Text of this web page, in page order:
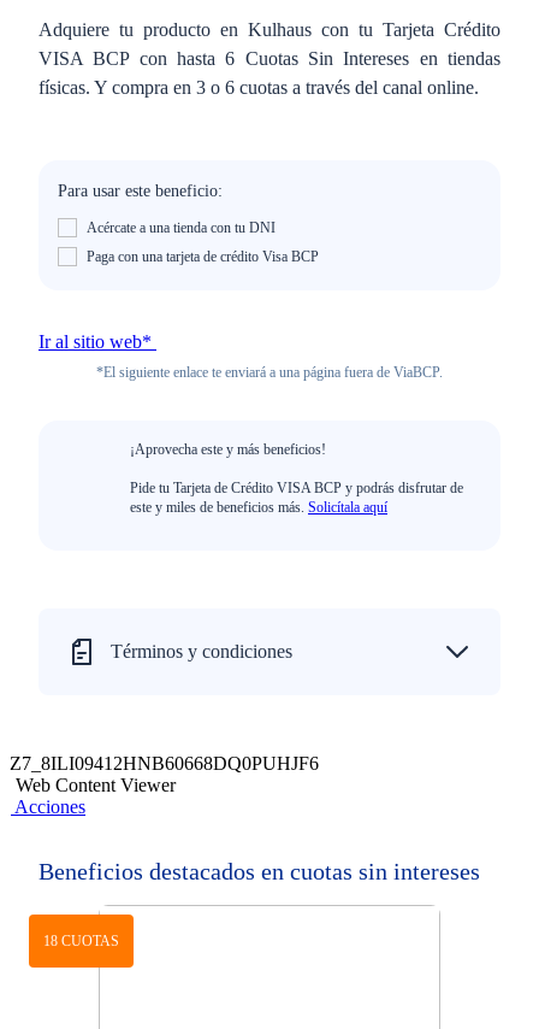
Adquiere tu producto en Kulhaus con tu Tarjeta Crédito
VISA BCP con hasta 6 Cuotas Sin Intereses en tiendas
físicas. Y compra en 3 o 6 cuotas a través del canal online.
Para usar este beneficio:
Acércate a una tienda con tu DNI
Paga con una tarjeta de crédito Visa BCP
Ir al sitio web*
*El siguiente enlace te enviará a una página fuera de ViaBCP.
¡Aprovecha este y más beneficios!
Pide tu Tarjeta de Crédito VISA BCP y podrás disfrutar de
este y miles de beneficios más. Solicítala aquí
Términos y condiciones
Z7_8ILI09412HNB60668DQ0PUHJF6
Web Content Viewer
Acciones
Beneficios destacados en cuotas sin intereses
18 CUOTAS